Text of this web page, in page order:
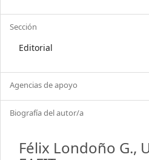
Sección
Editorial
Agencias de apoyo
Biografía del autor/a
Félix Londoño G.,